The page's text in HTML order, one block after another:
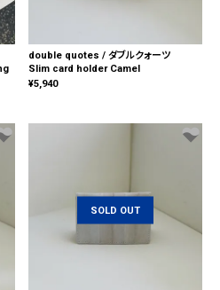
double quotes / ダブルクォーツ
Slim card holder Camel
¥5,940
SOLD OUT